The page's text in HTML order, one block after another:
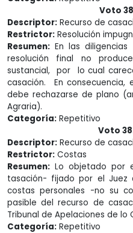
Voto
Descriptor: Recurso de
Restrictor: Resolución
Resumen: En las
resolución final no
sustancial, por lo cual
casación. En consecuencia,
debe rechazarse de plano
Agraria).
Categoría: Repetitivo
Voto
Descriptor: Recurso de
Restrictor: Costas
Resumen: Lo objetado por
tasación- fijado por el Juez
costas personales -no su
pasible del recurso de
Tribunal de Apelaciones de lo
Categoría: Repetitivo